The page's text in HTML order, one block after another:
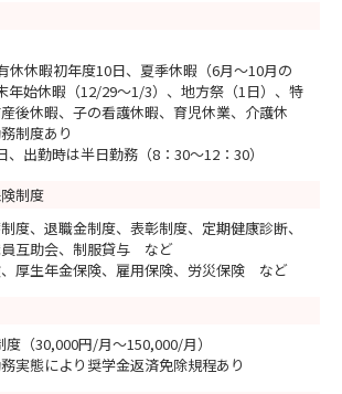
休休暇初年度10日、夏季休暇（6月～10月の
年始休暇（12/29～1/3）、地方祭（1日）、特
後休暇、子の看護休暇、育児休業、介護休
制度あり
出勤時は半日勤務（8：30～12：30）
制度
度、退職金制度、表彰制度、定期健康診断、
互助会、制服貸与 など
厚生年金保険、雇用保険、労災保険 など
30,000円/月～150,000/月）
実態により奨学金返済免除規程あり